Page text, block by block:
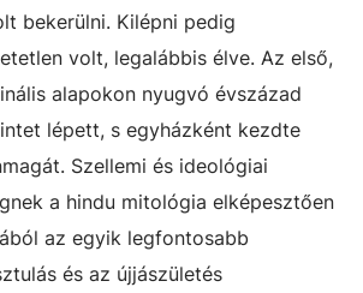
bekerülni. Kilépni pedig
volt, legalábbis élve. Az első,
alapokon nyugvó évszázad
lépett, s egyházként kezdte
Szellemi és ideológiai
a hindu mitológia elképesztően
az egyik legfontosabb
és az újjászületés